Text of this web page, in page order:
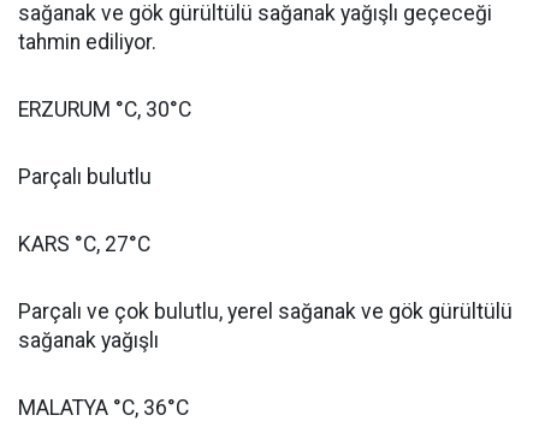
sağanak ve gök gürültülü sağanak yağışlı geçeceği
tahmin ediliyor.
ERZURUM °C, 30°C
Parçalı bulutlu
KARS °C, 27°C
Parçalı ve çok bulutlu, yerel sağanak ve gök gürültülü
sağanak yağışlı
MALATYA °C, 36°C